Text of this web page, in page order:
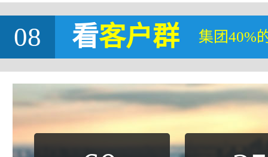
08 看客户群 集团40%